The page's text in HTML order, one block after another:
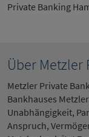
Private Banking
Über Metzler
Metzler Private
Bankhauses
Unabhängigkeit,
Anspruch,